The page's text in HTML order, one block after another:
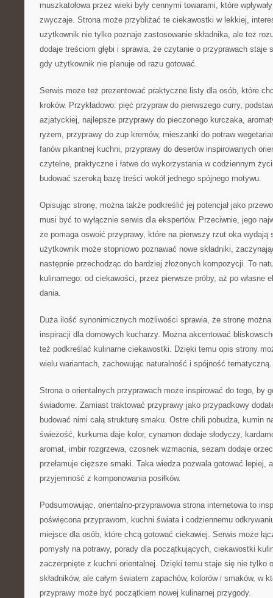
muszkatołowa przez wieki były cennymi towarami, które
zwyczaje. Strona może przybliżać te ciekawostki w lekkiej,
użytkownik nie tylko poznaje zastosowanie składnika, ale też
dodaje treściom głębi i sprawia, że czytanie o przyprawach staje
gdy użytkownik nie planuje od razu gotować.
Serwis może też prezentować praktyczne listy dla osób, które
kroków. Przykładowo: pięć przypraw do pierwszego curry,
azjatyckiej, najlepsze przyprawy do pieczonego kurczaka,
ryżem, przyprawy do zup kremów, mieszanki do potraw
fanów pikantnej kuchni, przyprawy do deserów inspirowanych
czytelne, praktyczne i łatwe do wykorzystania w codziennym
budować szeroką bazę treści wokół jednego spójnego motywu.
Opisując stronę, można także podkreślić jej potencjał jako
musi być to wyłącznie serwis dla ekspertów. Przeciwnie, jego
że pomaga oswoić przyprawy, które na pierwszy rzut oka
użytkownik może stopniowo poznawać nowe składniki,
następnie przechodząc do bardziej złożonych kompozycji. To
kulinarnego: od ciekawości, przez pierwsze próby, aż po własne
dania.
Duża ilość synonimicznych możliwości sprawia, że stronę
inspiracji dla domowych kucharzy. Można akcentować
też podkreślać kulinarne ciekawostki. Dzięki temu opis strony
wielu wariantach, zachowując naturalność i spójność tematyczną.
Strona o orientalnych przyprawach może inspirować do tego, by
świadome. Zamiast traktować przyprawy jako przypadkowy
budować nimi całą strukturę smaku. Ostre chili pobudza, kumin
świeżość, kurkuma daje kolor, cynamon dodaje słodyczy,
aromat, imbir rozgrzewa, czosnek wzmacnia, sezam dodaje
przełamuje cięższe smaki. Taka wiedza pozwala gotować lepiej,
przyjemność z komponowania posiłków.
Podsumowując, orientalno-przyprawowa strona internetowa to
poświęcona przyprawom, kuchni świata i codziennemu
miejsce dla osób, które chcą gotować ciekawiej. Serwis może
pomysły na potrawy, porady dla początkujących, ciekawostki
zaczerpnięte z kuchni orientalnej. Dzięki temu staje się nie tylko
składników, ale całym światem zapachów, kolorów i smaków, w
przyprawy może być początkiem nowej kulinarnej przygody.